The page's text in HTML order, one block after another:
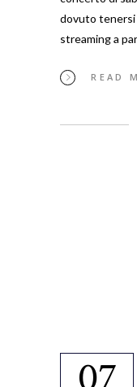
dovuto tenersi
streaming a
READ